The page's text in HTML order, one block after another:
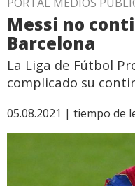
Messi no
Barcelona
La Liga de Fútbol
complicado su
05.08.2021 | tiempo de